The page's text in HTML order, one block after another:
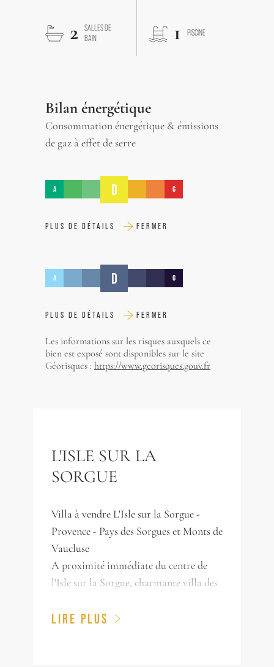
2
SALLES DE
BAIN
1 PISCINE
Bilan énergétique
Consommation énergétique & émissions
de gaz à effet de serre
A D G
PLUS DE DÉTAILS FERMER
A D G
PLUS DE DÉTAILS FERMER
Les informations sur les risques auxquels ce
bien est exposé sont disponibles sur le site
Géorisques : https://www.georisques.gouv.fr
L'ISLE SUR LA
SORGUE
Villa à vendre L'Isle sur la Sorgue -
Provence - Pays des Sorgues et Monts de
Vaucluse
A proximité immédiate du centre de
l'Isle sur la Sorgue, charmante villa des
compose au rez de chaussée d'un séjour
LIRE PLUS